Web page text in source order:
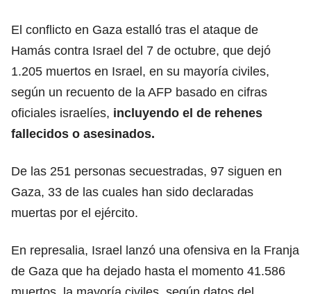
El conflicto en Gaza estalló tras el ataque de
Hamás contra Israel del 7 de octubre, que dejó
1.205 muertos en Israel, en su mayoría civiles,
según un recuento de la AFP basado en cifras
oficiales israelíes, incluyendo el de rehenes
fallecidos o asesinados.
De las 251 personas secuestradas, 97 siguen en
Gaza, 33 de las cuales han sido declaradas
muertas por el ejército.
En represalia, Israel lanzó una ofensiva en la Franja
de Gaza que ha dejado hasta el momento 41.586